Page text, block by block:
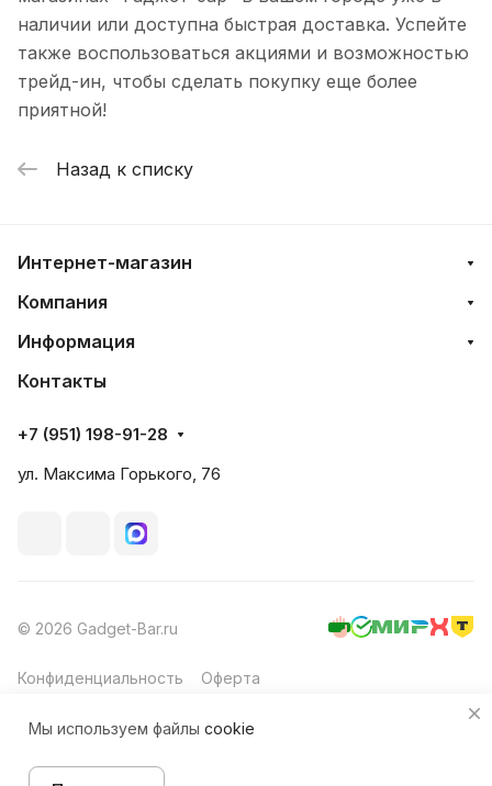
наличии или доступна быстрая доставка. Успейте
также воспользоваться акциями и возможностью
трейд-ин, чтобы сделать покупку еще более
приятной!
Назад к списку
Интернет-магазин
Компания
Информация
Контакты
+7 (951) 198-91-28
ул. Максима Горького, 76
© 2026 Gadget-Bar.ru
Конфиденциальность Оферта
Мы используем файлы cookie